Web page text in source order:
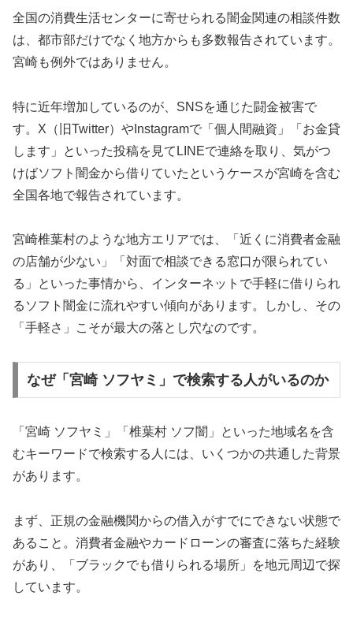
全国の消費生活センターに寄せられる闇金関連の相談件数
は、都市部だけでなく地方からも多数報告されています。
宮崎も例外ではありません。
特に近年増加しているのが、SNSを通じた闘金被害で
す。X（旧Twitter）やInstagramで「個人間融資」「お金貸
します」といった投稿を見てLINEで連絡を取り、気がつ
けばソフト闇金から借りていたというケースが宮崎を含む
全国各地で報告されています。
宮崎椎葉村のような地方エリアでは、「近くに消費者金融
の店舗が少ない」「対面で相談できる窓口が限られてい
る」といった事情から、インターネットで手軽に借りられ
るソフト闇金に流れやすい傾向があります。しかし、その
「手軽さ」こそが最大の落とし穴なのです。
なぜ「宮崎 ソフヤミ」で検索する人がいるのか
「宮崎 ソフヤミ」「椎葉村 ソフ闇」といった地域名を含
むキーワードで検索する人には、いくつかの共通した背景
があります。
まず、正規の金融機関からの借入がすでにできない状態で
あること。消費者金融やカードローンの審査に落ちた経験
があり、「ブラックでも借りられる場所」を地元周辺で探
しています。